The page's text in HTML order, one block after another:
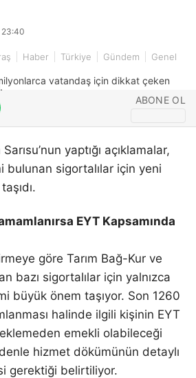
Haber Türkiye Gündem Genel
ABONE OL
yaptığı açıklamalar,
bulunan sigortalılar için yeni
EYT Kapsamında
göre Tarım Bağ-Kur ve
bazı sigortalılar için yalnızca
büyük önem taşıyor. Son 1260
halinde ilgili kişinin EYT
emekli olabileceği
hizmet dökümünün detaylı
gerektiği belirtiliyor.